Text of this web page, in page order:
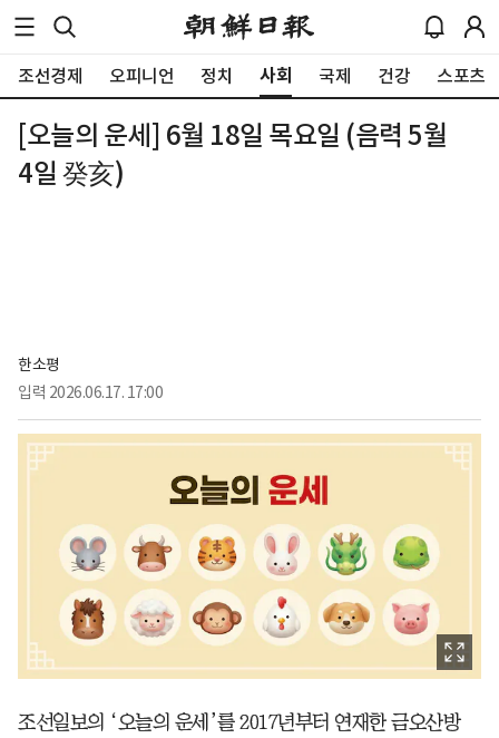
조선경제 오피니언 정치 사회 국제 건강 스포츠
[오늘의 운세] 6월 18일 목요일 (음력 5월
4일 癸亥)
한소평
입력 2026.06.17. 17:00
조선일보의 ‘오늘의 운세’를 2017년부터 연재한 금오산방